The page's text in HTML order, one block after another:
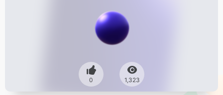
0 1,323